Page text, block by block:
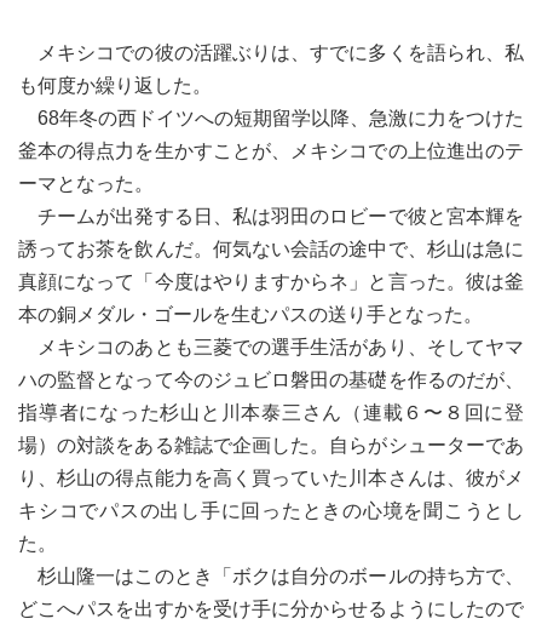
メキシコでの彼の活躍ぶりは、すでに多くを語られ、私
も何度か繰り返した。
68年冬の西ドイツへの短期留学以降、急激に力をつけた
釜本の得点力を生かすことが、メキシコでの上位進出のテ
ーマとなった。
チームが出発する日、私は羽田のロビーで彼と宮本輝を
誘ってお茶を飲んだ。何気ない会話の途中で、杉山は急に
真顔になって「今度はやりますからネ」と言った。彼は釜
本の銅メダル・ゴールを生むパスの送り手となった。
メキシコのあとも三菱での選手生活があり、そしてヤマ
ハの監督となって今のジュビロ磐田の基礎を作るのだが、
指導者になった杉山と川本泰三さん（連載６〜８回に登
場）の対談をある雑誌で企画した。自らがシューターであ
り、杉山の得点能力を高く買っていた川本さんは、彼がメ
キシコでパスの出し手に回ったときの心境を聞こうとし
た。
杉山隆一はこのとき「ボクは自分のボールの持ち方で、
どこへパスを出すかを受け手に分からせるようにしたので